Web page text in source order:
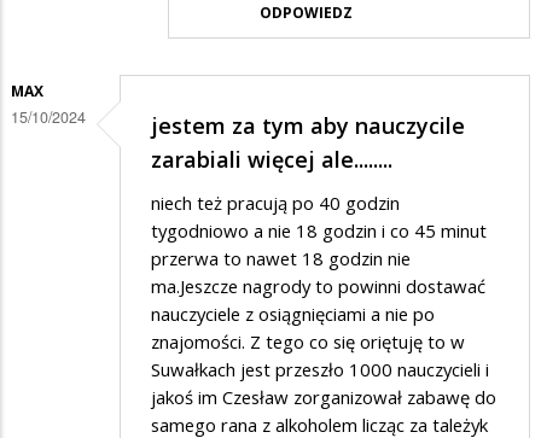
odpowiedzi
Do
madralinskich
ODPOWIEDZ
MAX
15/10/2024
jestem za tym aby nauczycile
zarabiali więcej ale........
niech też pracują po 40 godzin
tygodniowo a nie 18 godzin i co 45 minut
przerwa to nawet 18 godzin nie
ma.Jeszcze nagrody to powinni dostawać
nauczyciele z osiągnięciami a nie po
znajomości. Z tego co się oriętuję to w
Suwałkach jest przeszło 1000 nauczycieli i
jakoś im Czesław zorganizował zabawę do
samego rana z alkoholem licząc za tależyk